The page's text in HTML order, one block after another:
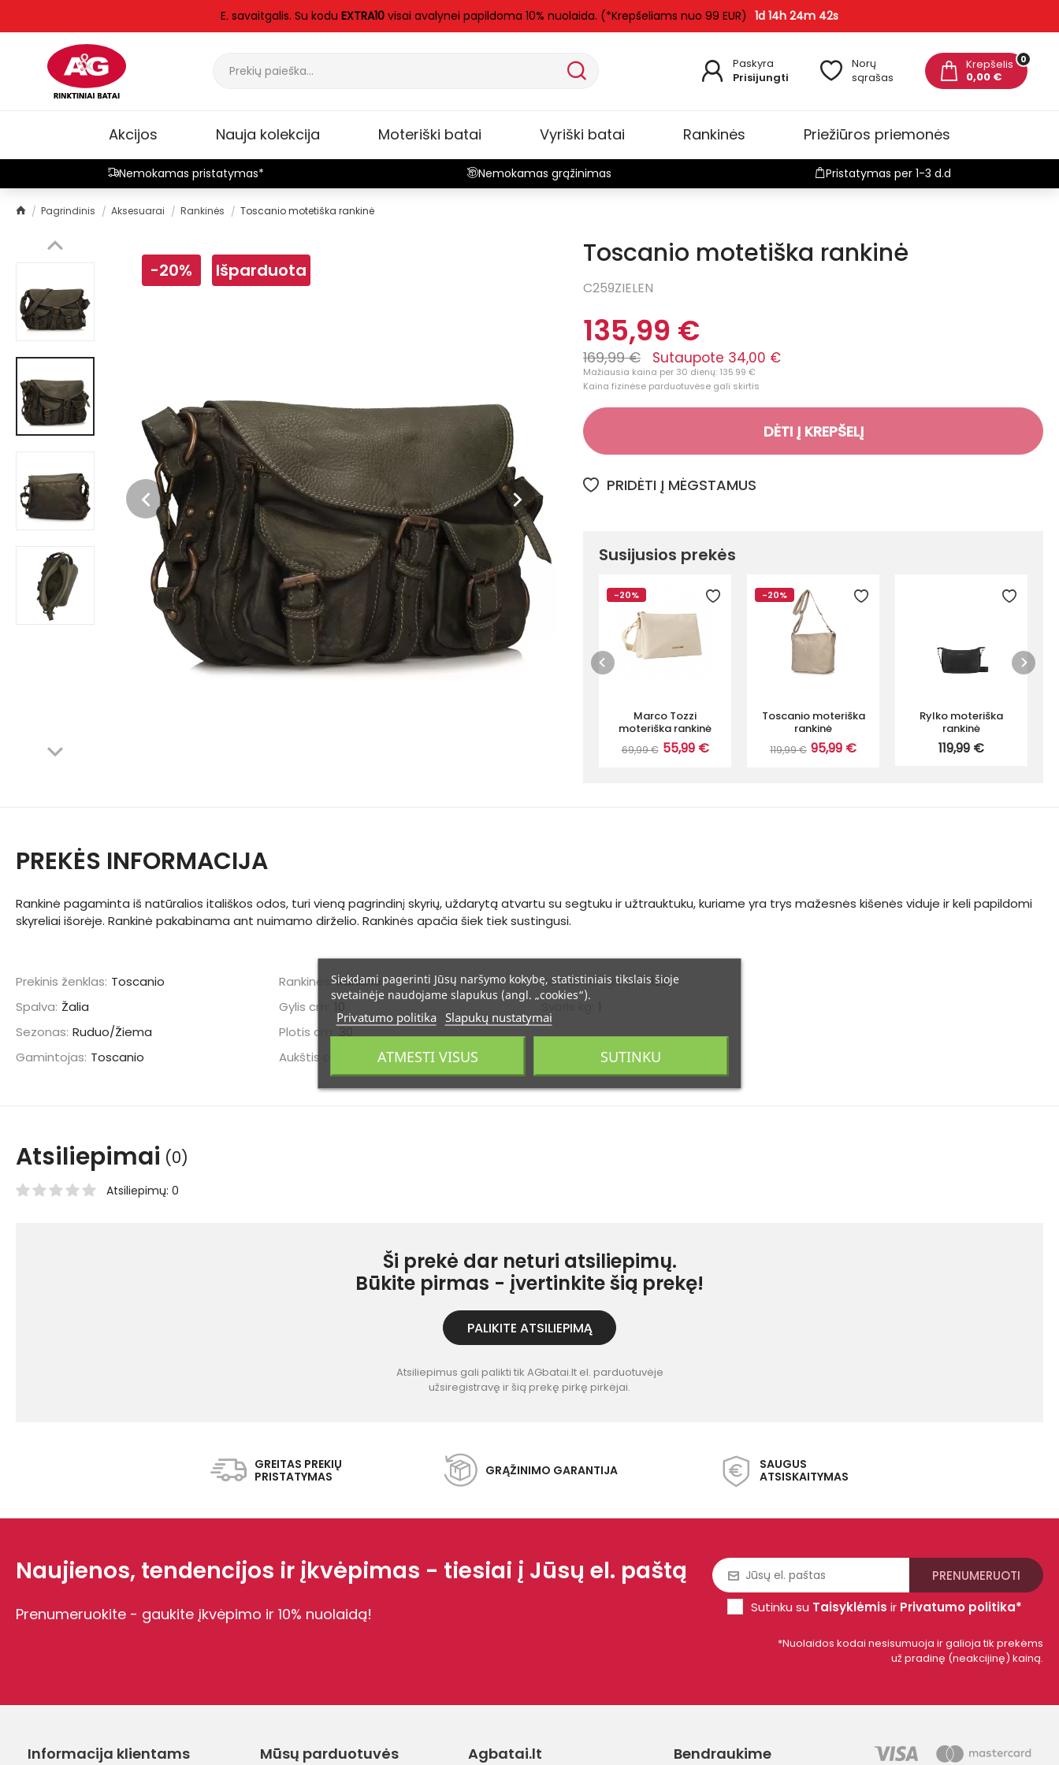
E. savaitgalis. Su koduEXTRA10 visai avalynei papildoma 10% nuolaida. (*Krepšeliams nuo 99 EUR) 1d 14h 24m 41s
Paskyra
Prisijungti
Norų
sąrašas
0
Krepšelis
0,00 €
Akcijos Nauja kolekcija Moteriški batai Vyriški batai Rankinės Priežiūros priemonės
Nemokamas pristatymas* Nemokamas grąžinimas Pristatymas per 1-3 d.d
Pagrindinis Aksesuarai Rankinės Toscanio motetiška rankinė
-20% Išparduota
Toscanio motetiška rankinė
C259ZIELEN
135,99 €
169,99 € Sutaupote 34,00 €
Mažiausia kaina per 30 dienų: 135.99 €
Kaina fizinėse parduotuvėse gali skirtis
DĖTI Į KREPŠELĮ
PRIDĖTI Į MĖGSTAMUS
Susijusios prekės
-20%
Marco Tozzi
moteriška rankinė
69,99 € 55,99 €
-20%
Toscanio moteriška
rankinė
119,99 € 95,99 €
Rylko moteriška
rankinė
119,99 €
PREKĖS INFORMACIJA
Rankinė pagaminta iš natūralios itališkos odos, turi vieną pagrindinį skyrių, uždarytą atvartu su segtuku ir užtrauktuku, kuriame yra trys mažesnės kišenės viduje ir keli papildomi
skyreliai išorėje. Rankinė pakabinama ant nuimamo dirželio. Rankinės apačia šiek tiek sustingusi.
Prekinis ženklas: Toscanio
Spalva: Žalia
Sezonas: Ruduo/Žiema
Gamintojas: Toscanio
Rankinės: Rankinė
Gylis cm:
Plotis cm:
30
Aukštis cm:
Rankenos ilgis cm: 120
Svoris kg:
Atsiliepimai (0)
Atsiliepimų: 0
Ši prekė dar neturi atsiliepimų.
Būkite pirmas - įvertinkite šią prekę!
PALIKITE ATSILIEPIMĄ
Atsiliepimus gali palikti tik AGbatai.lt el. parduotuvėje
užsiregistravę ir šią prekę pirkę pirkėjai.
GREITAS PREKIŲ
PRISTATYMAS
GRĄŽINIMO GARANTIJA
SAUGUS
ATSISKAITYMAS
Naujienos, tendencijos ir įkvėpimas - tiesiai į Jūsų el. paštą
Prenumeruokite - gaukite įkvėpimo ir 10% nuolaidą! Sutinku su Taisyklėmis ir Privatumo politika*
*Nuolaidos kodai nesisumuoja ir galioja tik prekėms
už pradinę (neakcijinę) kainą.
Informacija klientams Mūsų parduotuvės Agbatai.lt Bendraukime
Siekdami pagerinti Jūsų naršymo kokybę, statistiniais tikslais šioje
svetainėje naudojame slapukus (angl. „cookies“).
Privatumo politika Slapukų nustatymai
ATMESTI VISUS SUTINKU